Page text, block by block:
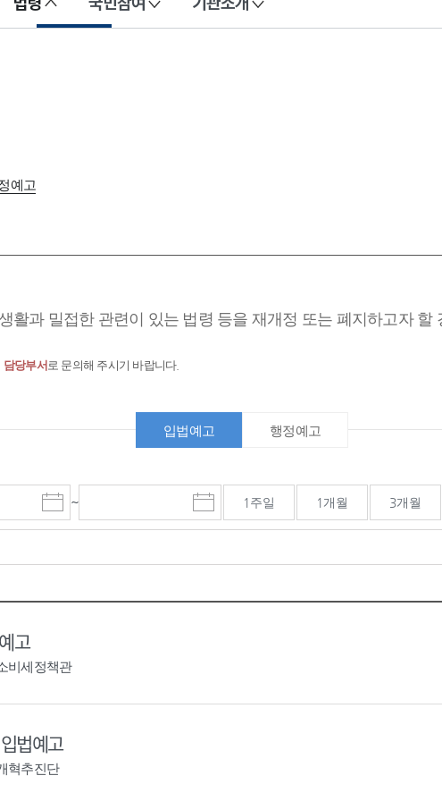
예고
활과 밀접한 관련이 있는 법령 등을 재개정 또는 폐지하고자 할
담당부서 로 문의해 주시기 바랍니다.
입법예고 행정예고
시
작
~
종
료
1주일 1개월 3개월
고
비세정책관
법예고
혁추진단